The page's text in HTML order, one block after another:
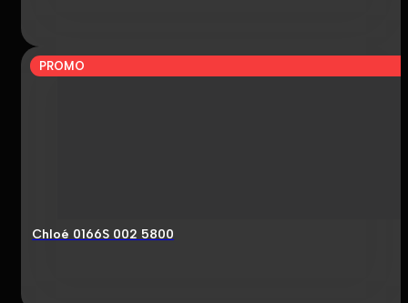
PROMO
Chloé 0166S 002 5800